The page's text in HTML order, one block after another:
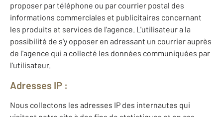
proposer par téléphone ou par courrier postal des
informations commerciales et publicitaires concernant
les produits et services de l'agence. L'utilisateur a la
possibilité de s'y opposer en adressant un courrier auprès
de l'agence qui a collecté les données communiquées par
l'utilisateur.
Adresses IP :
Nous collectons les adresses IP des internautes qui